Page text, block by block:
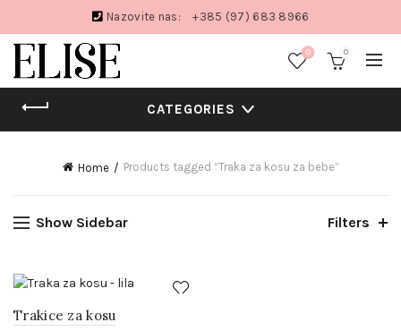
Nazovite nas: +385 (97) 683 8966
0 0
CATEGORIES
Home Products tagged “Traka za kosu za bebe”
Show Sidebar Filters
Trakice za kosu